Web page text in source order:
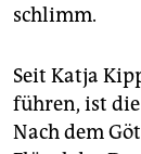
schlimm.
Seit Katja
führen, ist
Nach dem